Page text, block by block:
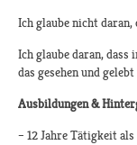
Ich glaube nicht
Ich glaube daran, dass
das gesehen und
Ausbildungen &
– 12 Jahre Tätigkeit